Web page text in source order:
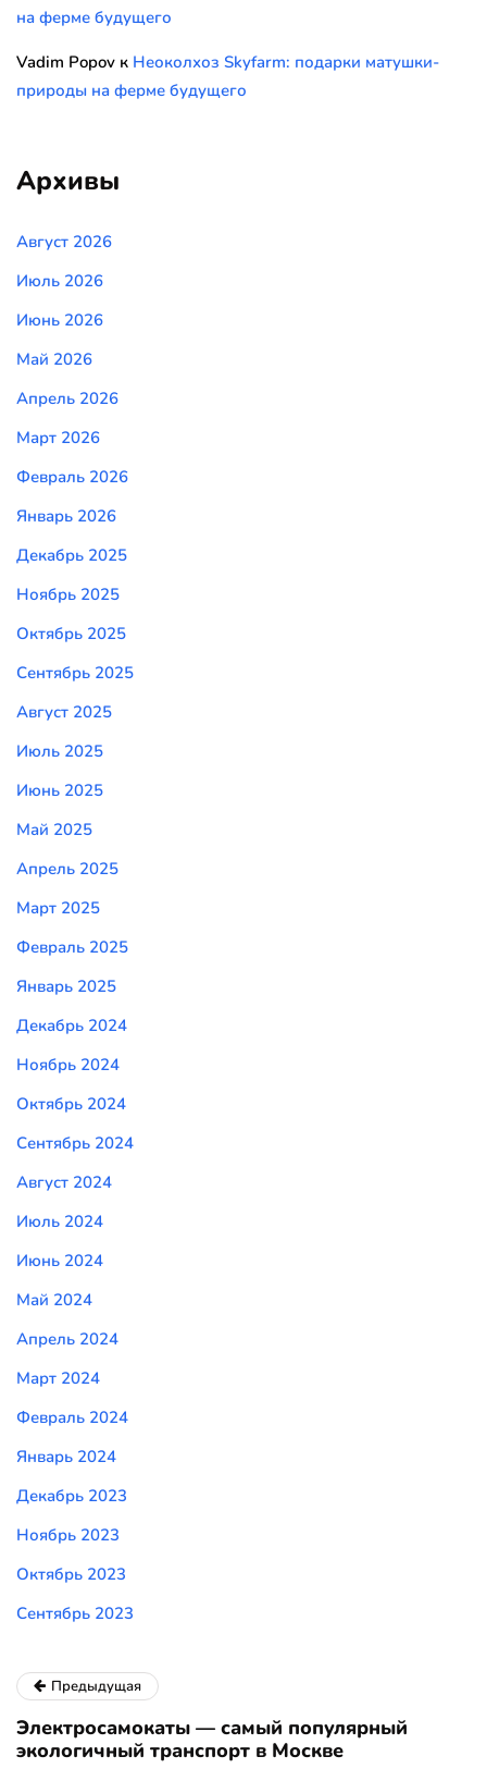
на ферме будущего
Vadim Popov к Неоколхоз Skyfarm: подарки матушки-
природы на ферме будущего
Архивы
Август 2026
Июль 2026
Июнь 2026
Май 2026
Апрель 2026
Март 2026
Февраль 2026
Январь 2026
Декабрь 2025
Ноябрь 2025
Октябрь 2025
Сентябрь 2025
Август 2025
Июль 2025
Июнь 2025
Май 2025
Апрель 2025
Март 2025
Февраль 2025
Январь 2025
Декабрь 2024
Ноябрь 2024
Октябрь 2024
Сентябрь 2024
Август 2024
Июль 2024
Июнь 2024
Май 2024
Апрель 2024
Март 2024
Февраль 2024
Январь 2024
Декабрь 2023
Ноябрь 2023
Октябрь 2023
Сентябрь 2023
Предыдущая
Электросамокаты — самый популярный
экологичный транспорт в Москве